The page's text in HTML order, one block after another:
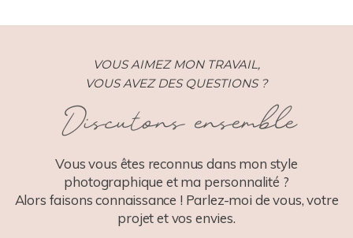
VOUS AIMEZ MON TRAVAIL,
VOUS AVEZ DES QUESTIONS ?
Discutons ensemble
Vous vous êtes reconnus dans mon style
photographique et ma personnalité ?
Alors faisons connaissance ! Parlez-moi de vous, votre
projet et vos envies.